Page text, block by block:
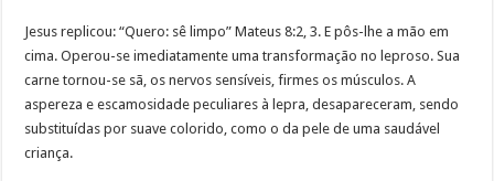
Jesus replicou: “Quero: sê limpo” Mateus 8:2, 3. E pôs-lhe a mão em
cima. Operou-se imediatamente uma transformação no leproso. Sua
carne tornou-se sã, os nervos sensíveis, firmes os músculos. A
aspereza e escamosidade peculiares à lepra, desapareceram, sendo
substituídas por suave colorido, como o da pele de uma saudável
criança.